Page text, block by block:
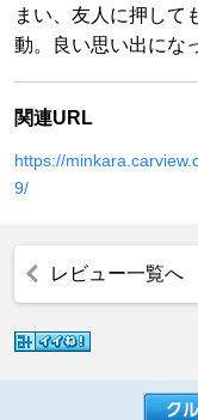
まい、友人に押して
動。良い思い出にな
関連URL
https://
9/
レビュー一覧へ